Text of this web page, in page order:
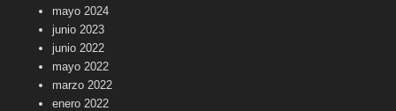
mayo 2024
junio 2023
junio 2022
mayo 2022
marzo 2022
enero 2022